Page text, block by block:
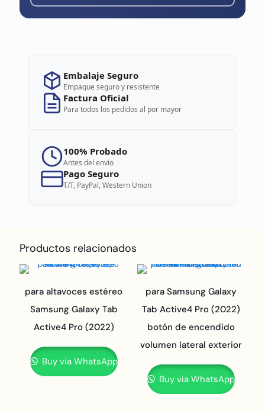
Embalaje Seguro
Empaque seguro y resistente
Factura Oficial
Para todos los pedidos al por mayor
100% Probado
Antes del envío
Pago Seguro
T/T, PayPal, Western Union
Productos relacionados
para altavoces estéreo
Samsung Galaxy Tab
Active4 Pro (2022)
Buy via WhatsApp
para Samsung Galaxy
Tab Active4 Pro (2022)
botón de encendido
volumen lateral exterior
Buy via WhatsApp